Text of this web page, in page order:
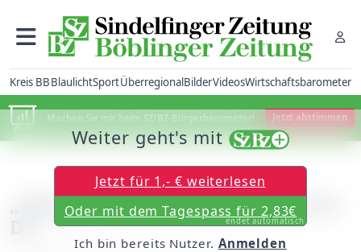
Kreis BBBlaulichtSportÜberregionalBilderVideosWirtschaftsbarometer
Machen Sie mit beim SZ/BZ-Bürgerbarometer! Jetzt abstimmen
„Aber Großmutter, warum hast
Du . . .“
Weiter geht's mit
Jetzt für 1,- € weiterlesen
Oder mit dem Tagespass für 2,83€
endet automatisch
Ich bin bereits Nutzer. Anmelden